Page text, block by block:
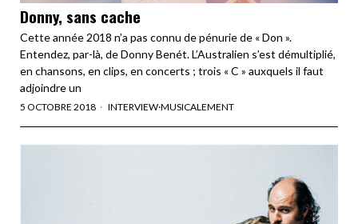
Donny, sans cache
Cette année 2018 n’a pas connu de pénurie de « Don ».
Entendez, par-là, de Donny Benét. L’Australien s’est démultiplié,
en chansons, en clips, en concerts ; trois « C » auxquels il faut
adjoindre un
5 OCTOBRE 2018 INTERVIEW·MUSICALEMENT